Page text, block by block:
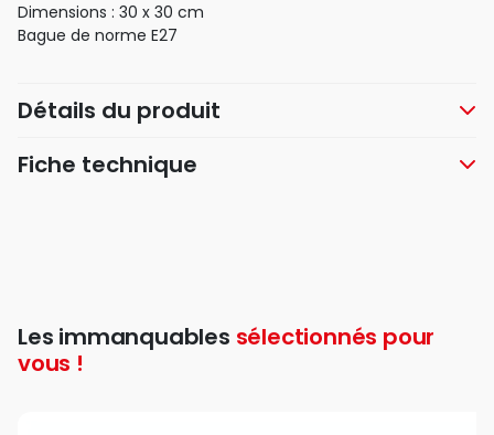
Dimensions : 30 x 30 cm
Bague de norme E27
Détails du produit
Fiche technique
Les immanquables sélectionnés pour
vous !